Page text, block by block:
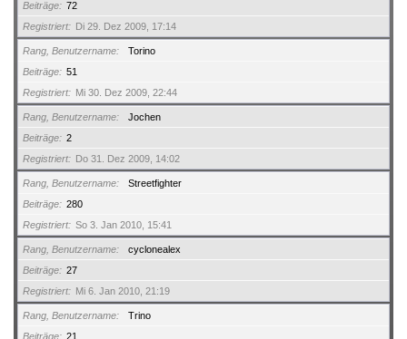
Beiträge
72
Registriert
Di 29. Dez 2009, 17:14
Rang, Benutzername
Torino
Beiträge
51
Registriert
Mi 30. Dez 2009, 22:44
Rang, Benutzername
Jochen
Beiträge
2
Registriert
Do 31. Dez 2009, 14:02
Rang, Benutzername
Streetfighter
Beiträge
280
Registriert
So 3. Jan 2010, 15:41
Rang, Benutzername
cyclonealex
Beiträge
27
Registriert
Mi 6. Jan 2010, 21:19
Rang, Benutzername
Trino
Beiträge
21